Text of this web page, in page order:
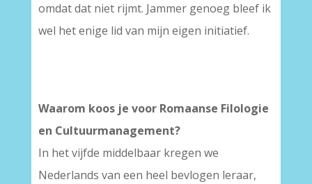
omdat dat niet rijmt. Jammer genoeg bleef ik
wel het enige lid van mijn eigen initiatief.
Waarom koos je voor Romaanse Filologie
en Cultuurmanagement?
In het vijfde middelbaar kregen we
Nederlands van een heel bevlogen leraar,